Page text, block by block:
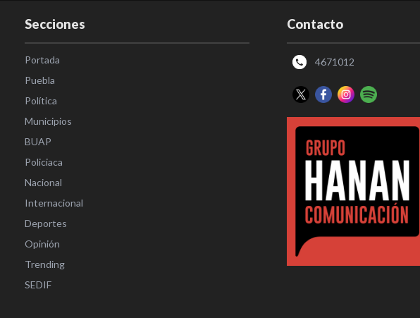
Secciones
Portada
Puebla
Política
Municipios
BUAP
Policiaca
Nacional
Internacional
Deportes
Opinión
Trending
SEDIF
Contacto
4671012